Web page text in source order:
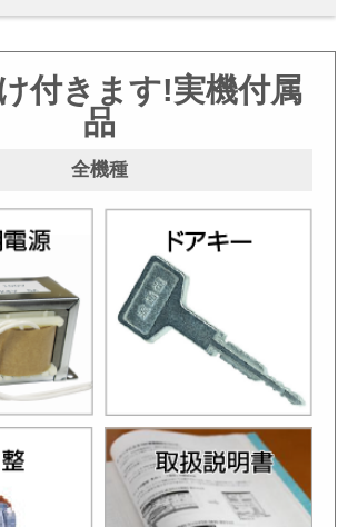
付きます!実機付属
品
全機種